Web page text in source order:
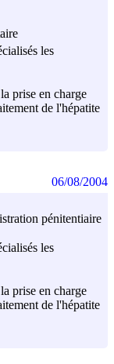
les
prise en charge
de l'hépatite
pénitentiaire
les
prise en charge
de l'hépatite
06/08/2004